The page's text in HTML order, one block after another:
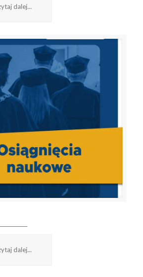
dalej...
dalej...